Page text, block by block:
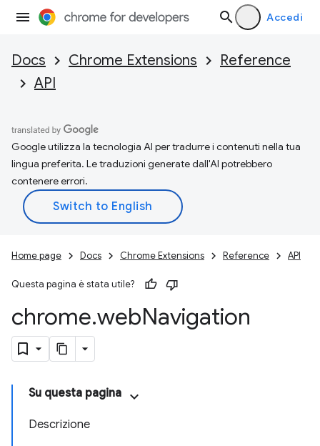
Accedi
Docs Chrome Extensions
Reference
API
Google utilizza la tecnologia AI per tradurre i contenuti nella tua
lingua preferita. Le traduzioni generate dall'AI potrebbero
contenere errori.
Home page Docs Chrome Extensions Reference API
Questa pagina è stata utile?
chrome.webNavigation
Su questa pagina
Descrizione